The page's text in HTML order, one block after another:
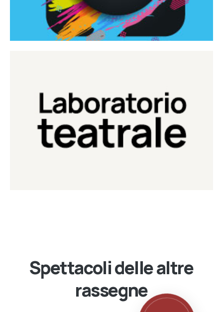
Laboratorio Teatrale
Laboratorio di teatro del Teatro Eduardo de Filippo
Continua
Spettacoli delle altre
rassegne